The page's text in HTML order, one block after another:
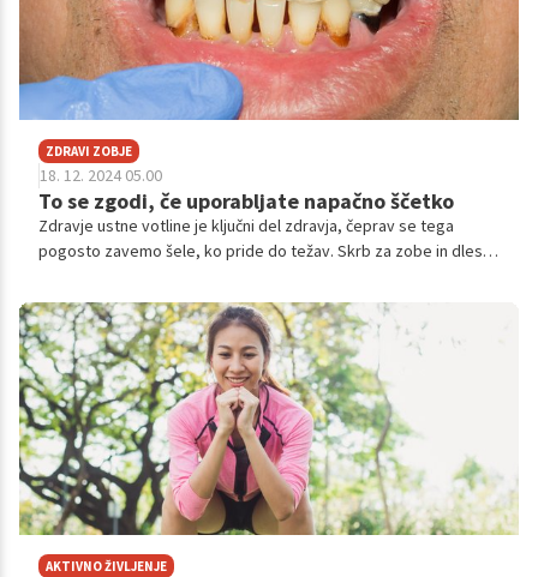
ZDRAVI ZOBJE
18. 12. 2024 05.00
To se zgodi, če uporabljate napačno ščetko
Zdravje ustne votline je ključni del zdravja, čeprav se tega
pogosto zavemo šele, ko pride do težav. Skrb za zobe in dlesni
temveč tudi od orodij, ki jih uporabljamo. Ena najpomembnejših
odločitev pri ustni higieni je izbira ustrezne zobne ščetke. V tem
članku bomo raziskali, zakaj je izbira ščetke tako pomembna,
kako izbrati pravo, in predstavili različne vrste ščetk, ki so na
voljo.
AKTIVNO ŽIVLJENJE